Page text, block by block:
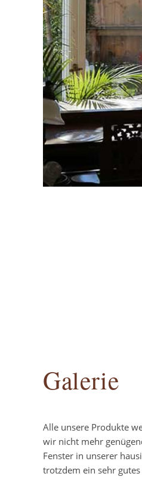
Galerie
Alle unsere Produkte
wir nicht mehr
Fenster in unserer
trotzdem ein sehr